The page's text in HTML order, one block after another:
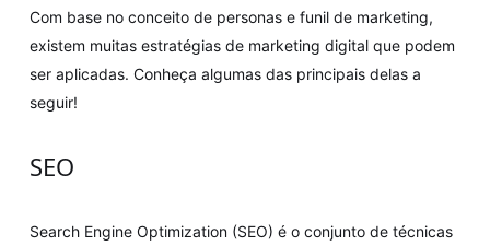
Com base no conceito de personas e funil de marketing,
existem muitas estratégias de marketing digital que podem
ser aplicadas. Conheça algumas das principais delas a
seguir!
SEO
Search Engine Optimization (SEO) é o conjunto de técnicas